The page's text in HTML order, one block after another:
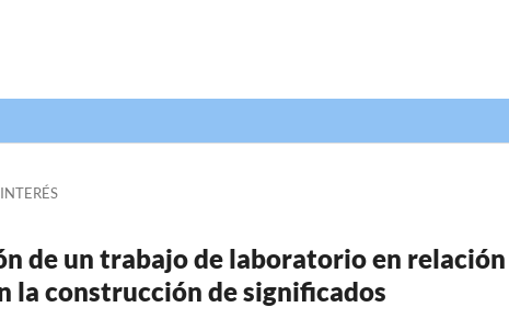
de un trabajo de laboratorio en relación
la construcción de significados